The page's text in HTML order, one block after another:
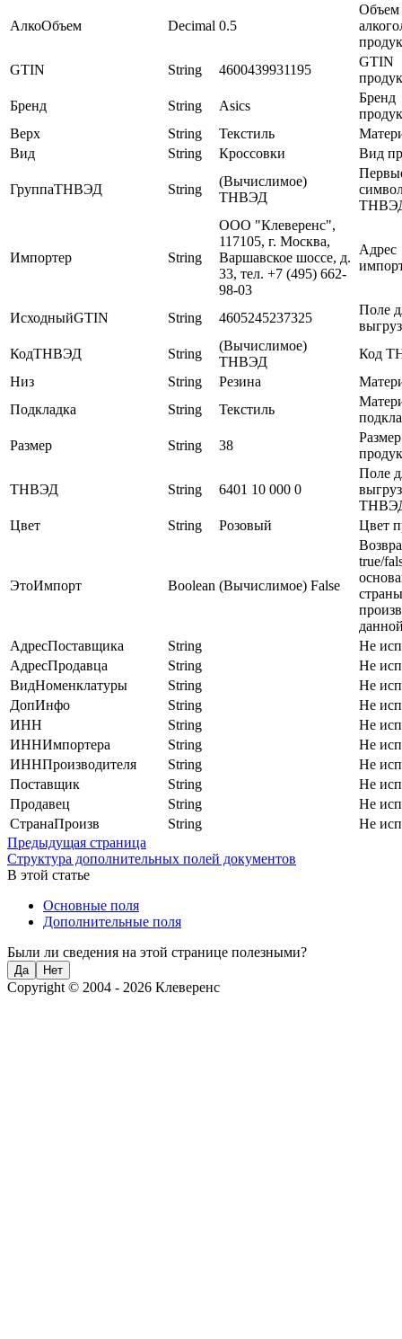
АлкоОбъем Decimal 0.5
Объем
GTIN
String 4600439931195
GTIN
Бренд
String Asics
Бренд
Верх
String Текстиль
Вид
String Кроссовки Вид
ГруппаТНВЭД String
(Вычислимое)
ТНВЭД
Импортер String
ООО "Клеверенс",
117105, г. Москва,
Варшавское шоссе, д.
33, тел. +7 (495) 662-
98-03
Адрес
ИсходныйGTIN String 4605245237325
Поле
КодТНВЭД
String
(Вычислимое)
ТНВЭД
Код
Низ
String Резина
Подкладка
String Текстиль
Размер
String 38
ТНВЭД String 6401 10 000 0
Поле
Цвет
String Розовый Цвет
ЭтоИмпорт Boolean (Вычислимое) False
true/
страны
АдресПоставщика
String
Не
АдресПродавца
String
Не
ВидНоменклатуры
String
Не
ДопИнфо
String
Не
ИНН
String
Не
ИННИмпортера
String
Не
ИННПроизводителя
String
Не
Поставщик
String
Не
Продавец
String
Не
СтранаПроизв
String
Не
Предыдущая страница
Структура дополнительных полей документов
В этой статье
Основные поля
Дополнительные поля
Были ли сведения на этой странице полезными?
Да Нет
Copyright © 2004 - 2026 Клеверенс